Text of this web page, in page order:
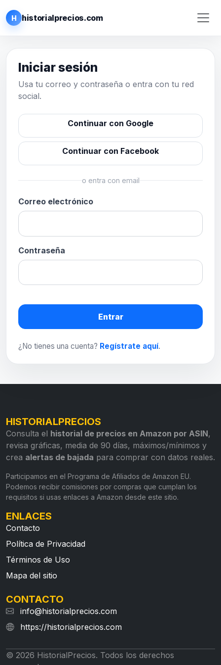
H historialprecios.com
Iniciar sesión
Usa tu correo y contraseña o entra con tu red
social.
Continuar con Google
Continuar con Facebook
o entra con email
Correo electrónico
Contraseña
Entrar
¿No tienes una cuenta? Regístrate aquí.
HISTORIALPRECIOS
Consulta el historial de precios en Amazon por ASIN,
revisa gráficas, media de 90 días, máximos/mínimos y
crea alertas de bajada para comprar con datos reales.
Participamos en el Programa de Afiliados de Amazon EU.
Podemos recibir comisiones por compras que cumplan los
requisitos si usas enlaces a Amazon desde este sitio.
ENLACES
Contacto
Política de Privacidad
Términos de Uso
Mapa del sitio
CONTACTO
info@historialprecios.com
https://historialprecios.com
© 2026 HistorialPrecios. Todos los derechos